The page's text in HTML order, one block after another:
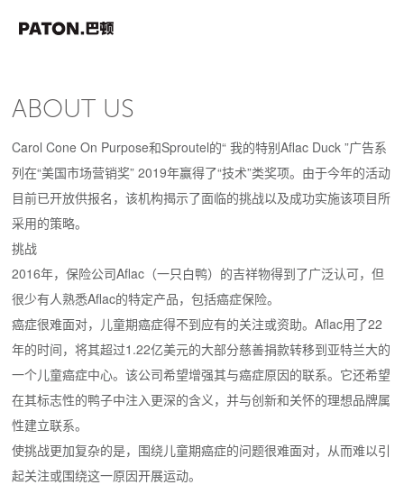
ABOUT US
Carol Cone On Purpose和Sproutel的“我的特别Aflac Duck ”广告系
列在“美国市场营销奖” 2019年赢得了“技术”类奖项。 由于今年的活动
目前已开放供报名 ，该机构揭示了面临的挑战以及成功实施该项目所
采用的策略。
挑战
2016年，保险公司Aflac （一只白鸭） 的吉祥物得到了广泛认可，但
很少有人熟悉Aflac的特定产品，包括癌症保险。
癌症很难面对，儿童期癌症得不到应有的关注或资助。Aflac用了22
年的时间，将其超过1.22亿美元的大部分慈善捐款转移到亚特兰大的
一个儿童癌症中心。该公司希望增强其与癌症原因的联系。 它还希望
在其标志性的鸭子中注入更深的含义，并与创新和关怀的理想品牌属
性建立联系。
使挑战更加复杂的是，围绕儿童期癌症的问题很难面对，从而难以引
起关注或围绕这一原因开展运动。